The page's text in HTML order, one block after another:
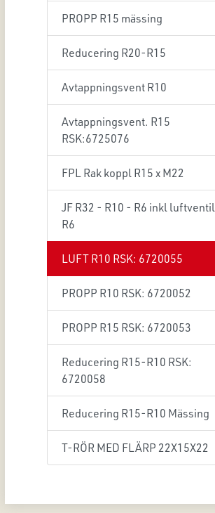
PROPP R15 mässing
Reducering R20-R15
Avtappningsvent R10
Avtappningsvent. R15
RSK:6725076
FPL Rak koppl R15 x M22
JF R32 - R10 - R6 inkl luftventil
R6
LUFT R10 RSK: 6720055
PROPP R10 RSK: 6720052
PROPP R15 RSK: 6720053
Reducering R15-R10 RSK:
6720058
Reducering R15-R10 Mässing
T-RÖR MED FLÄRP 22X15X22